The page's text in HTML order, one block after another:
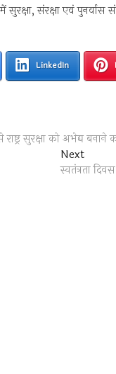
में सुरक्षा, संरक्षा एवं
LinkedIn
सुरक्षा को अभेद्य
NextNext
post:
स्वतंत्रता